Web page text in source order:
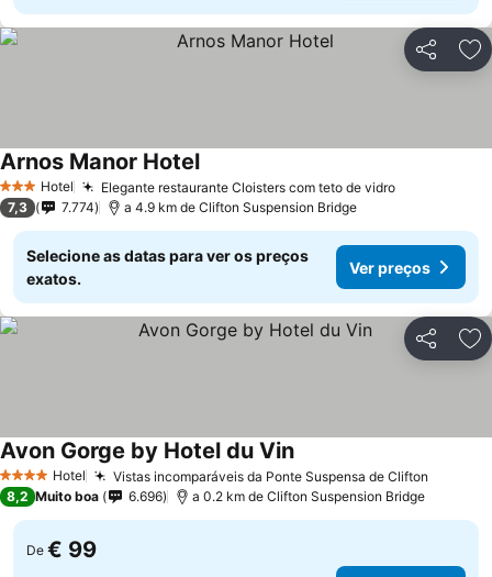
Partilhar
3 EstrelasHotel Elegante restaurante Cloisters com teto de vidroVer preços
Arnos Manor HotelVer preços
7,3 7.774 a 4.9 km de Clifton Suspension Bridge
Selecione as datas para ver os preços
exatos.
Ver preços
Partilhar
4 EstrelasHotel Vistas incomparáveis da Ponte Suspensa de Clifton
Avon Gorge by Hotel du VinVer preços
8,2 Muito boa 6.696 a 0.2 km de Clifton Suspension Bridge
De € 99